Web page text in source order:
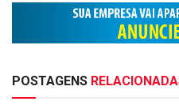
POSTAGENS